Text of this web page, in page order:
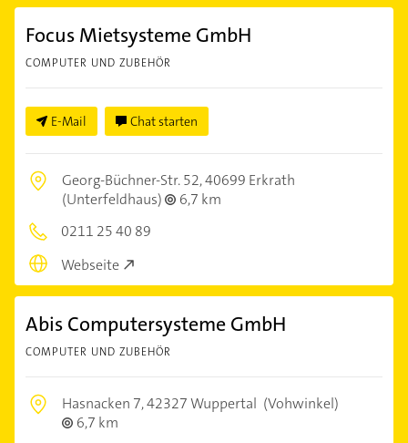
Focus Mietsysteme GmbH
COMPUTER UND ZUBEHÖR
E-Mail Chat starten
Georg-Büchner-Str. 52,40699 Erkrath
(Unterfeldhaus)
6,7 km
0211 25 40 89
Webseite
Abis Computersysteme GmbH
COMPUTER UND ZUBEHÖR
Hasnacken 7,42327 Wuppertal (Vohwinkel)
6,7 km